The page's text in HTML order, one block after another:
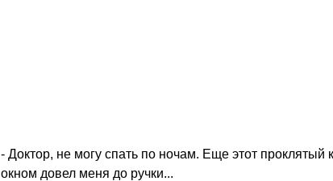
- Доктор, не могу спать по ночам. Еще этот проклятый
окном довел меня до ручки...